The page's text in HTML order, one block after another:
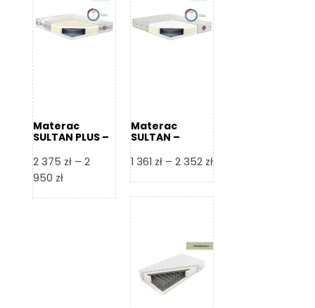
Materac
SULTAN PLUS –
2 375 zł – 2
950 złZakres
Materac
SULTAN –
1 361 zł – 2 352 złZakres
cen:
od
1
361 zł
do
2
352 zł